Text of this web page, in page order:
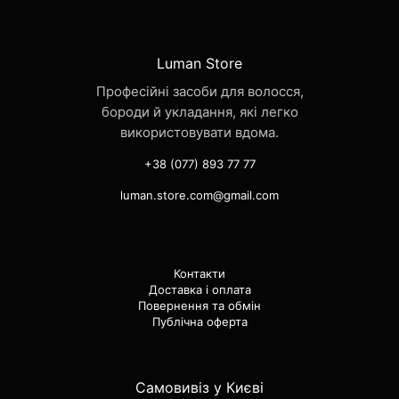
товару
Luman Store
Професійні засоби для волосся,
бороди й укладання, які легко
використовувати вдома.
+38 (077) 893 77 77
luman.store.com@gmail.com
Контакти
Доставка і оплата
Повернення та обмін
Публічна оферта
Самовивіз у Києві